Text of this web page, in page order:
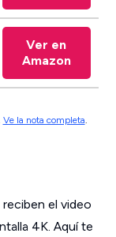
Ver en
Amazon
Ve la nota completa.
el video
4K. Aquí te